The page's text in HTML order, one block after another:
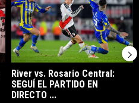
River vs. Rosario Central:
SEGUÍ EL PARTIDO EN
DIRECTO ...